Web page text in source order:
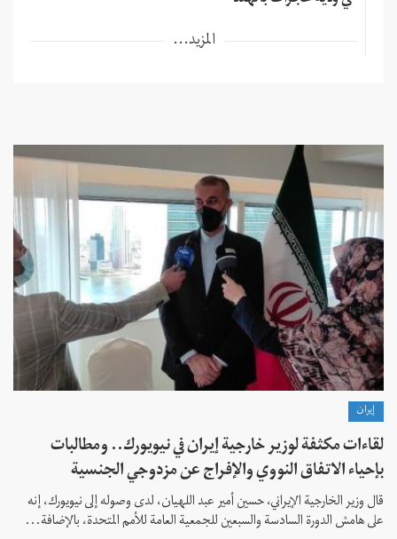
المزيد...
إيران
لقاءات مكثفة لوزير خارجية إيران في نيويورك.. ومطالبات
بإحياء الاتفاق النووي والإفراج عن مزدوجي الجنسية
قال وزير الخارجية الإيراني، حسين أمير عبد اللهيان، لدى وصوله إلى نيويورك، إنه
على هامش الدورة السادسة والسبعين للجمعية العامة للأمم المتحدة، بالإضافة...